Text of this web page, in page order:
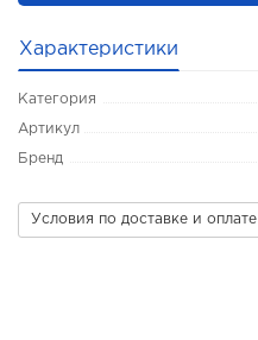
Характеристики
Категория
Артикул
Бренд
Условия по доставке и оплате